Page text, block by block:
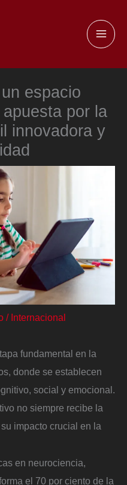
espacio
por la
innovadora y
/ Internacional
fundamental en la
donde se establecen
social y emocional.
no siempre recibe la
impacto crucial en la
en neurociencia,
el 70 por ciento de la